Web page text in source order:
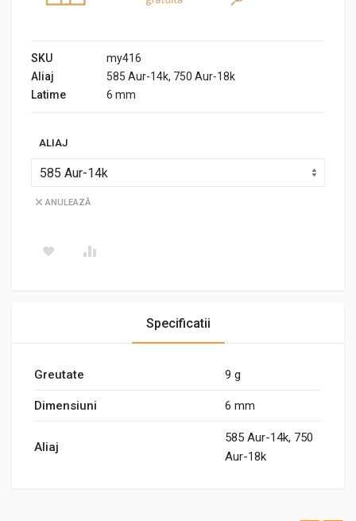
SKU
my416
Aliaj
585 Aur-14k, 750 Aur-18k
Latime
6 mm
ALIAJ
ANULEAZĂ
Specificatii
Greutate 9 g
Dimensiuni 6 mm
Aliaj
585 Aur-14k, 750
Aur-18k